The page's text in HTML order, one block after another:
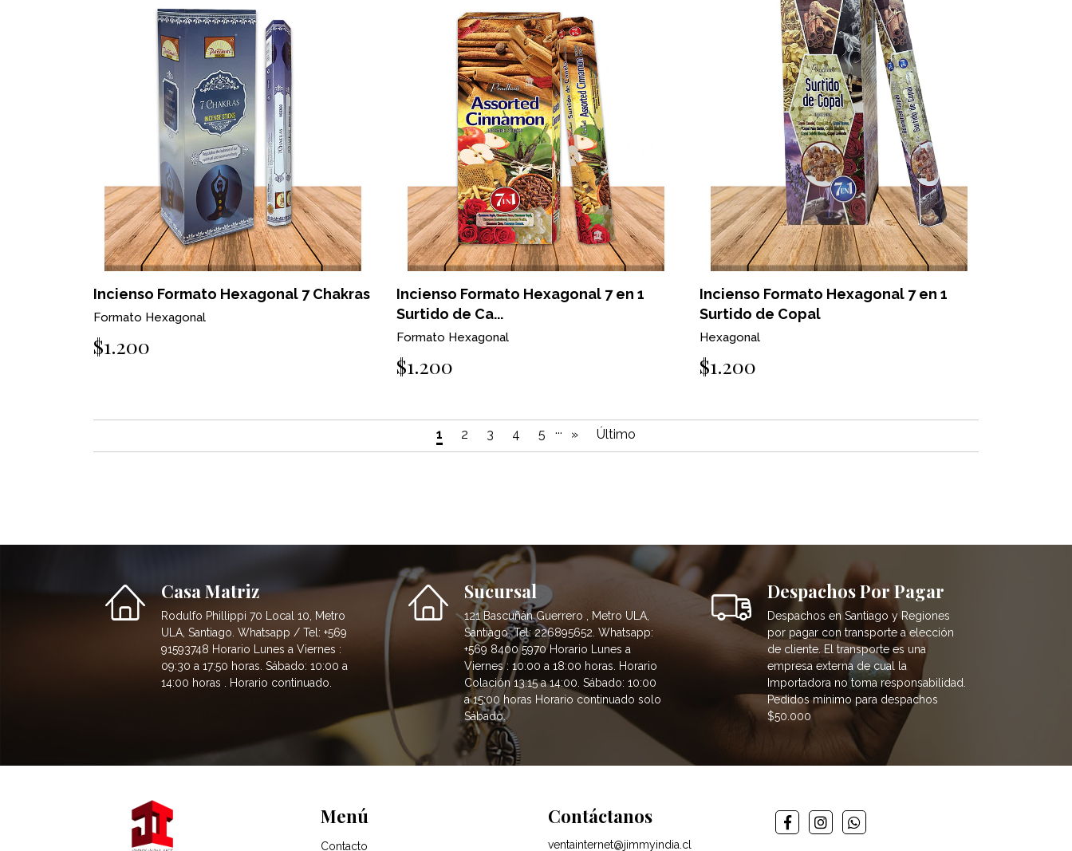
Incienso Formato Hexagonal 7 Chakras
Formato Hexagonal
$1.200
Incienso Formato Hexagonal 7 en 1
Surtido de Ca...
Formato Hexagonal
$1.200
Incienso Formato Hexagonal 7 en 1
Surtido de Copal
Hexagonal
$1.200
1 2 3 4 5 ... » Último
Casa Matriz
Rodulfo Phillippi 70 Local 10, Metro
ULA, Santiago. Whatsapp / Tel: +569
91593748 Horario Lunes a Viernes :
09:30 a 17:50 horas. Sábado: 10:00 a
14:00 horas . Horario continuado.
Sucursal
121 Bascuñán Guerrero , Metro ULA,
Santiago. Tel: 226895652. Whatsapp:
+569 8400 5970 Horario Lunes a
Viernes : 10:00 a 18:00 horas. Horario
Colación 13:15 a 14:00. Sábado: 10:00
a 15:00 horas Horario continuado solo
Sábado.
Despachos Por Pagar
Despachos en Santiago y Regiones
por pagar con transporte a elección
de cliente. El transporte es una
empresa externa de cual la
Importadora no toma responsabilidad.
Pedidos mínimo para despachos
$50.000
Menú
Contacto
Contáctanos
ventainternet@jimmyindia.cl